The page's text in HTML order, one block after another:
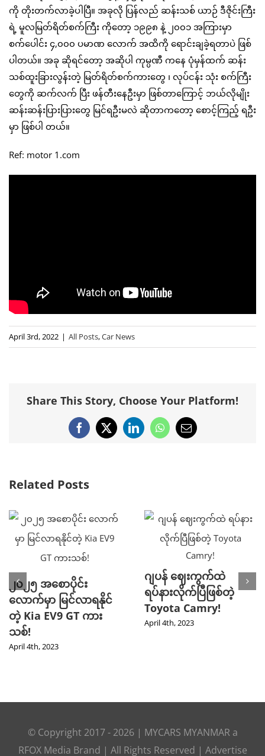
ကို တိုးတက်လာခဲ့ပါပြီ။ အခုလို ပြန်လည် ဆန်းသစ် ယာဉ် ဒီဇိုင်းကြီး
ရဲ့ မူလမြတ်ရိတ်စက်ကြီး ကိုတော့ ၁၉၉၈ နဲ့ ၂၀၀၁ အကြားမှာ
စက်ပေါင်း ၄,၀၀၀ ပမာဏ လောက် အထိကို ရောင်းချခဲ့ရတာပဲ ဖြစ်
ပါတယ်။ အခု ဆိုရင်တော့ အဆိုပါ ကုမ္ပဏီ ကနေ ပုံမှန်ထက် ဆန်း
သစ်ထူးခြားလွန်းတဲ့ မြတ်ရိတ်စက်ကားတွေ ၊ လုပ်ငန်း သုံး စက်ကြီး
တွေကို ဆက်လက် ပြီး ဖန်တီးနေဦးမှာ ဖြစ်တာကြောင့် ဘယ်လိုမျိုး
ဆန်းဆန်းပြားပြားတွေ မြင်ရဦးမလဲ ဆိုတာကတော့ စောင့်ကြည့် ရဦး
မှာ ဖြစ်ပါ တယ်။
Ref: motor 1.com
April 3rd, 2022 | All Posts,Car News
Share This Story, Choose Your Platform!
Facebook
X LinkedInWhatsApp
Email
Related Posts
၂၀၂၅ အစောပိုင်း
လောက်မှာ မြင်လာရနိုင်
တဲ့ Kia EV9 GT ကား
သစ်!
April 4th, 2023
ဂျပန် ဈေးကွက်ထဲ
ရပ်နားလိုက်ပြီဖြစ်တဲ့
Toyota Camry!
April 4th, 2023
© Copyright 2017 - 2026 | MYCARS MYANMARa
RFOX Media Brand | All Rights Reserved | Advertise